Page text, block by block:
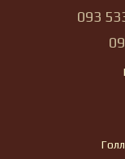
093